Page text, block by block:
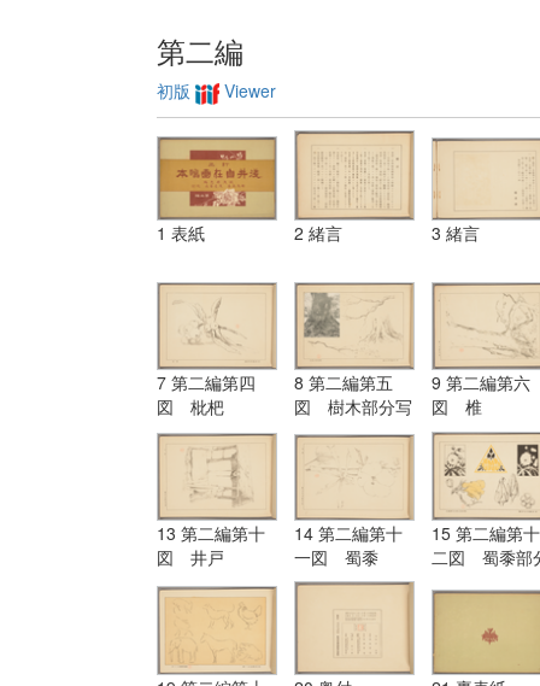
第二編
初版 Viewer
1 表紙 2 緒言 3 緒言
7 第二編第四
図 枇杷
8 第二編第五
図 樹木部分写
生
9 第二編第六
図 椎
13 第二編第十
図 井戸
14 第二編第十
一図 蜀黍
15 第二編第十
二図 蜀黍部